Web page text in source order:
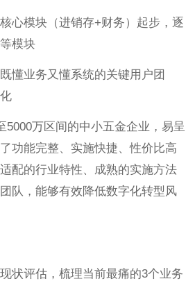
心模块（进销存+财务）起步，逐
模块
既懂业务又懂系统的关键用户团
5000万区间的中小五金企业，易呈
功能完整、实施快捷、性价比高
配的行业特性、成熟的实施方法
队，能够有效降低数字化转型风
状评估，梳理当前最痛的3个业务